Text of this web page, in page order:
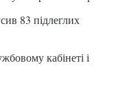
83 підлеглих
кабінеті і